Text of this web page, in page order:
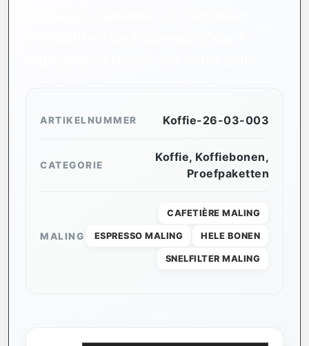
ARTIKELNUMMER Koffie-26-03-003
CATEGORIE
Koffie, Koffiebonen,
Proefpaketten
MALING
CAFETIÈRE MALING
ESPRESSO MALING HELE BONEN
SNELFILTER MALING